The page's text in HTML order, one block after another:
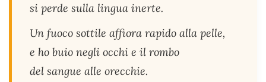
si perde sulla lingua inerte.
Un fuoco sottile affiora rapido alla pelle,
e ho buio negli occhi e il rombo
del sangue alle orecchie.